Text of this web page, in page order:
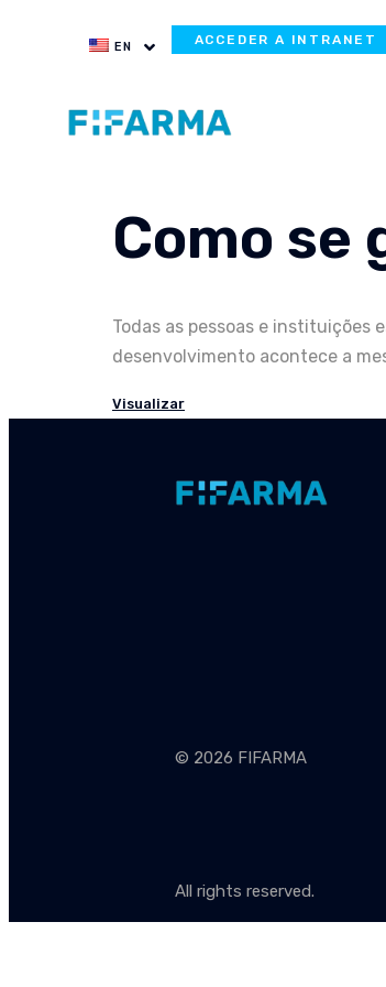
EN ACCEDER A INTRANET
Como se
Todas as pessoas e instituições
desenvolvimento acontece a
Visualizar
© 2026 FIFARMA
All rights reserved.